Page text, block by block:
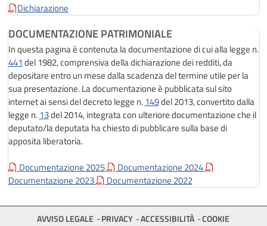
Dichiarazione
DOCUMENTAZIONE PATRIMONIALE
In questa pagina è contenuta la documentazione di cui alla legge n.
441 del 1982, comprensiva della dichiarazione dei redditi, da
depositare entro un mese dalla scadenza del termine utile per la
sua presentazione. La documentazione è pubblicata sul sito
internet ai sensi del decreto legge n.149del 2013, convertito dalla
legge n.13del 2014, integrata con ulteriore documentazione che il
deputato/la deputata ha chiesto di pubblicare sulla base di
apposita liberatoria.
Documentazione 2025
Documentazione 2024
Documentazione 2023
Documentazione 2022
AVVISO LEGALE PRIVACY ACCESSIBILITÀ COOKIE